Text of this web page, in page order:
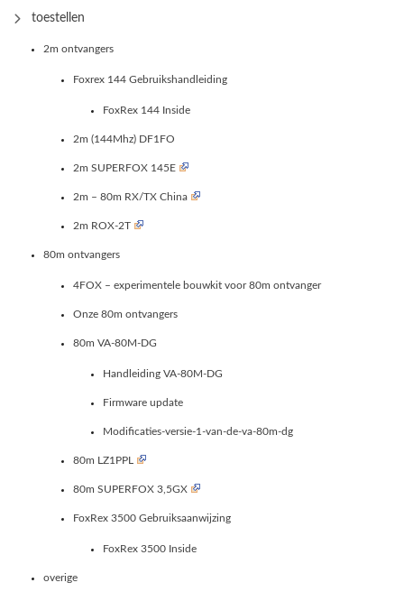
toestellen
2m ontvangers
Foxrex 144 Gebruikshandleiding
FoxRex 144 Inside
2m (144Mhz) DF1FO
2m SUPERFOX 145E
2m – 80m RX/TX China
2m ROX-2T
80m ontvangers
4FOX – experimentele bouwkit voor 80m ontvanger
Onze 80m ontvangers
80m VA-80M-DG
Handleiding VA-80M-DG
Firmware update
Modificaties-versie-1-van-de-va-80m-dg
80m LZ1PPL
80m SUPERFOX 3,5GX
FoxRex 3500 Gebruiksaanwijzing
FoxRex 3500 Inside
overige